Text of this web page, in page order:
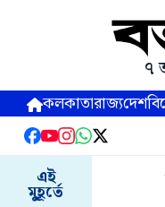
৭
কলকাতারাজ্যদেশ
এই
মুহূর্তে